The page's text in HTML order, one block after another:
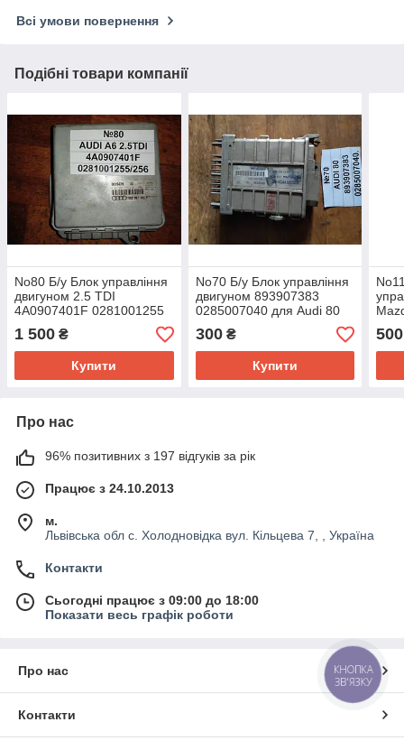
Всі умови повернення
Подібні товари компанії
No80 Б/у Блок управління
двигуном 2.5 TDI
4A0907401F 0281001255
для Audi A6 C4 1994-1997
1 500 ₴
Купити
No70 Б/у Блок управління
двигуном 893907383
0285007040 для Audi 80
B3 1986-1991
300₴
Купити
500
Про нас
96% позитивних з 197 відгуків за рік
Працює з 24.10.2013
м.
Львівська обл с. Холодновідка вул. Кільцева 7, , Україна
Контакти
Сьогодні працює з 09:00 до 18:00
Показати весь графік роботи
Про нас
Контакти
КНОПКА
ЗВ'ЯЗКУ